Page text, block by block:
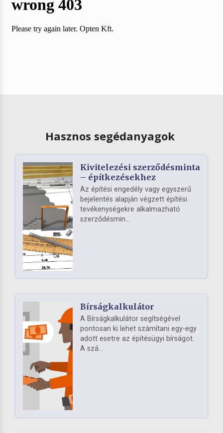
Hasznos segédanyagok
Kivitelezési szerződésminta
– építkezésekhez
Az építési engedély vagy egyszerű
bejelentés alapján végzett építési
tevékenységekre alkalmazható
szerződésmin...
Bírságkalkulátor
A Bírságkalkulátor segítségével
pontosan ki lehet számítani egy-egy
adott esetre az építésügyi bírságot.
A szá...